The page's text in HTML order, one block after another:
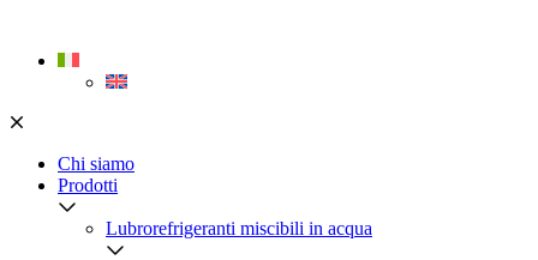
content
Chi siamo
Prodotti
Lubrorefrigeranti miscibili in acqua